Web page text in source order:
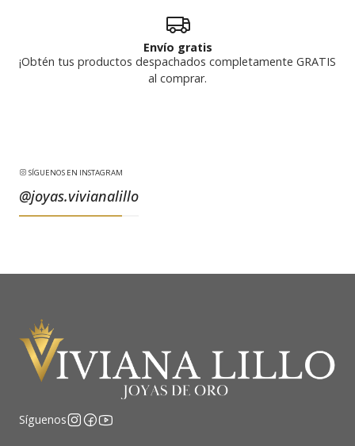
Envío gratis
¡Obtén tus productos despachados completamente GRATIS
al comprar.
SÍGUENOS EN INSTAGRAM
@joyas.vivianalillo
Síguenos